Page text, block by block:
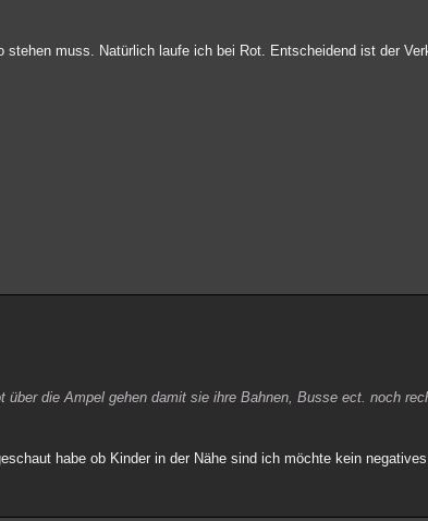
muss. Natürlich laufe ich bei Rot. Entscheidend ist der
über die Ampel gehen damit sie ihre Bahnen, Busse ect. noch
habe ob Kinder in der Nähe sind ich möchte kein